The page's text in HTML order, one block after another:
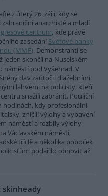
z úterý 26. září, kdy se
anarchisté a mladí
centrum, kde právě
zasedání Světové banky
(MMF). Demonstranti se
jeden skončil na Nuselském
náměstí pod Vyšehrad. V
dav zaútočil dlažebními
lahvemi na policisty, kteří
snažili zabránit. Pouliční
hodinách, kdy profesionální
zničili výlohy a vybavení
náměstí a rozbily výlohy
Václavském náměstí,
třídě a několika poboček
podařilo obnovit až
skinheady